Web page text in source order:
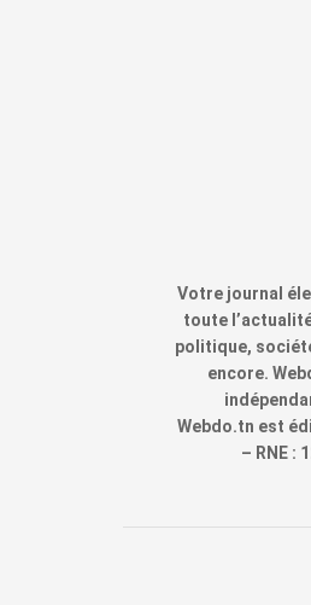
Votre journal
toute
politique,
encore.
Webdo.tn est
– RNE :